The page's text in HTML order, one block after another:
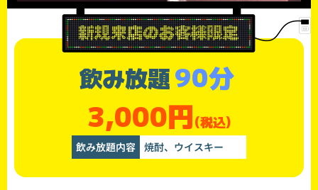
飲み放題90分
3,000円(税込)
飲み放題内容 焼酎、ウイスキー